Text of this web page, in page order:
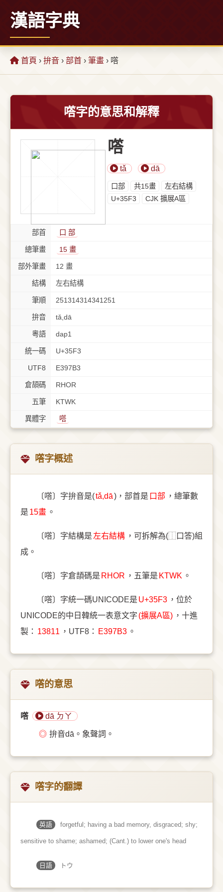
漢語字典
首頁 › 拚音 › 部首 › 筆畫 › 㗳
㗳字的意思和解釋
㗳
tǎ dā
⼝部 共15畫
左右結構
U+35F3
CJK 擴展A區
部首 ⼝ 部
總筆畫 15 畫
部外筆畫 12 畫
結構 左右結構
筆順 251314314341251
拚音 tǎ,dā
粵語 dap1
統一碼 U+35F3
UTF8 E397B3
倉頡碼 RHOR
五筆 KTWK
異體字 嗒
㗳字概述
〔㗳〕字拚音是(tǎ,dā)，部首是 ⼝部 ，總筆數
是 15畫 。
〔㗳〕字結構是 左右結構 ，可拆解為(⿰口答)組
成。
〔㗳〕字倉頡碼是 RHOR ，五筆是 KTWK 。
〔㗳〕字統一碼UNICODE是 U+35F3 ，位於
UNICODE的中日韓統一表意文字 (擴展A區) ，十進
製： 13811 ，UTF8： E397B3 。
㗳的意思
㗳 dā ㄉㄚ
◎ 拚音dā。象聲詞。
㗳字的翻譯
英語 forgetful; having a bad memory, disgraced; shy;
sensitive to shame; ashamed; (Cant.) to lower one's head
日語 トウ